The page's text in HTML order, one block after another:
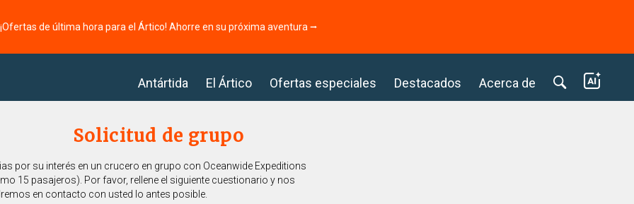
¡Ofertas de última hora para el Ártico! Ahorre en su próxima aventura ⭢
Antártida El Ártico Ofertas especiales Destacados Acerca de
Solicitud de grupo
por su interés en un crucero en grupo con Oceanwide Expeditions
15 pasajeros). Por favor, rellene el siguiente cuestionario y nos
en contacto con usted lo antes posible.